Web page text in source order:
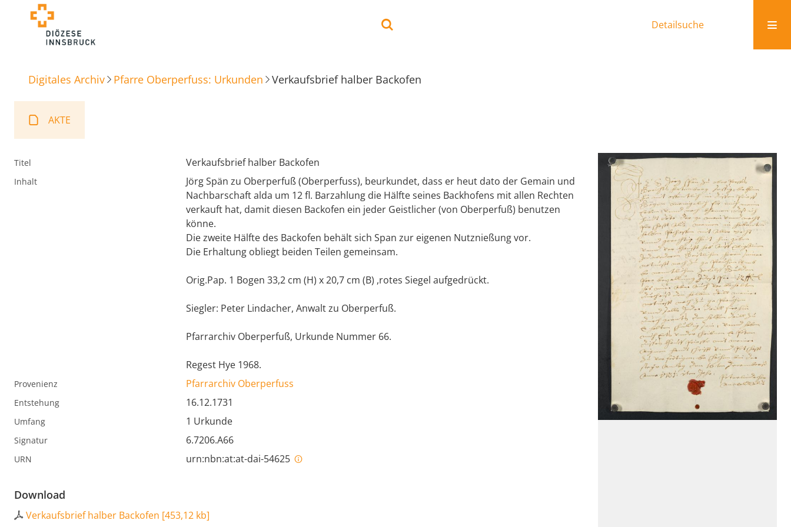
Detailsuche
Digitales Archiv Pfarre Oberperfuss: Urkunden Verkaufsbrief halber Backofen
AKTE
Titel Verkaufsbrief halber Backofen
Inhalt
Jörg Spän zu Oberperfuß (Oberperfuss), beurkundet, dass er heut dato der Gemain und
Nachbarschaft alda um 12 fl. Barzahlung die Hälfte seines Backhofens mit allen Rechten
verkauft hat, damit diesen Backofen ein jeder Geistlicher (von Oberperfuß) benutzen
könne.
Die zweite Hälfte des Backofen behält sich Span zur eigenen Nutznießung vor.
Die Erhaltung obliegt beiden Teilen gemeinsam.
Orig.Pap. 1 Bogen 33,2 cm (H) x 20,7 cm (B) ,rotes Siegel aufgedrückt.
Siegler: Peter Lindacher, Anwalt zu Oberperfuß.
Pfarrarchiv Oberperfuß, Urkunde Nummer 66.
Regest Hye 1968.
Provenienz Pfarrarchiv Oberperfuss
Entstehung 16.12.1731
Umfang 1 Urkunde
Signatur 6.7206.A66
URN urn:nbn:at:at-dai-54625
Download
Verkaufsbrief halber Backofen [453,12 kb]